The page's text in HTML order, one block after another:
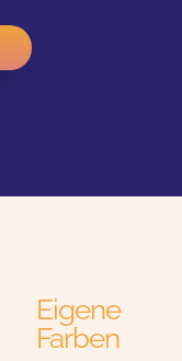
Eigene
Farben